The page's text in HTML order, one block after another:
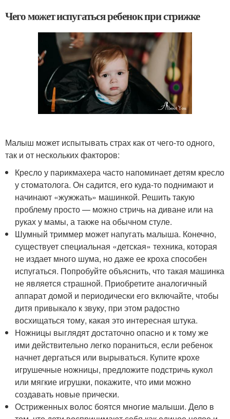
Чего может испугаться ребенок при стрижке
Малыш может испытывать страх как от чего-то одного,
так и от нескольких факторов:
Кресло у парикмахера часто напоминает детям кресло
у стоматолога. Он садится, его куда-то поднимают и
начинают «жужжать» машинкой. Решить такую
проблему просто — можно стричь на диване или на
руках у мамы, а также на обычном стуле.
Шумный триммер может напугать малыша. Конечно,
существует специальная «детская» техника, которая
не издает много шума, но даже ее кроха способен
испугаться. Попробуйте объяснить, что такая машинка
не является страшной. Приобретите аналогичный
аппарат домой и периодически его включайте, чтобы
дитя привыкало к звуку, при этом радостно
восхищаться тому, какая это интересная штука.
Ножницы выглядят достаточно опасно и к тому же
ими действительно легко пораниться, если ребенок
начнет дергаться или вырываться. Купите крохе
игрушечные ножницы, предложите подстричь кукол
или мягкие игрушки, покажите, что ими можно
создавать новые прически.
Остриженных волос боятся многие малыши. Дело в